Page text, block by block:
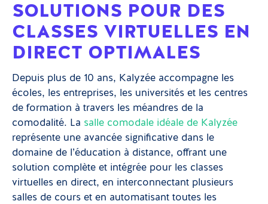
SOLUTIONS POUR DES
CLASSES VIRTUELLES EN
DIRECT OPTIMALES
Depuis plus de 10 ans, Kalyzée accompagne les
écoles, les entreprises, les universités et les centres
de formation à travers les méandres de la
comodalité. La salle comodale idéale de Kalyzée
représente une avancée significative dans le
domaine de l’éducation à distance, offrant une
solution complète et intégrée pour les classes
virtuelles en direct, en interconnectant plusieurs
salles de cours et en automatisant toutes les